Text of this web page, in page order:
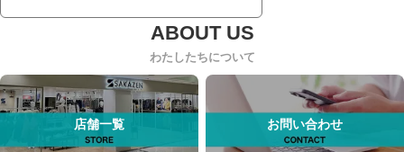
わたしたちについて
店舗一覧 お問い合わせ